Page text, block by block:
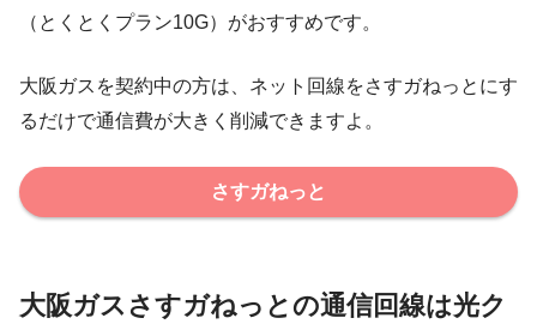
（とくとくプラン10G）がおすすめです。
大阪ガスを契約中の方は、ネット回線をさすガねっとにす
るだけで通信費が大きく削減できますよ。
さすガねっと
大阪ガスさすガねっとの通信回線は光ク